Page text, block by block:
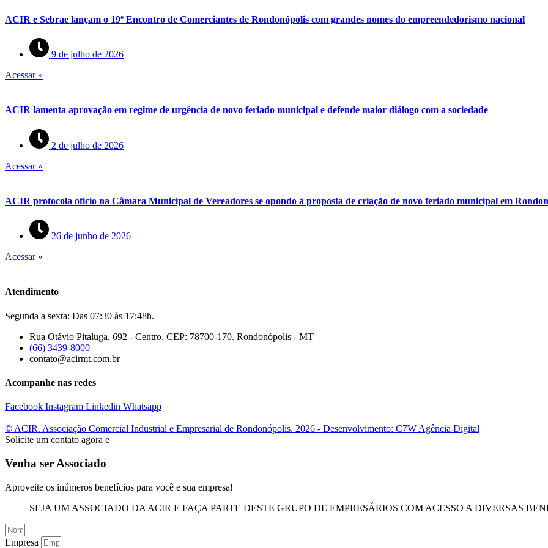
ACIR e Sebrae lançam o 19º Encontro de Comerciantes de Rondonópolis com grandes nomes do empreendedorismo nacional
9 de julho de 2026
Acessar »
ACIR lamenta aprovação em regime de urgência de novo feriado municipal e defende maior diálogo com a sociedade
2 de julho de 2026
Acessar »
ACIR protocola oficio na Câmara Municipal de Vereadores se opondo à proposta de criação de novo feriado municipal em
26 de junho de 2026
Acessar »
Atendimento
Segunda a sexta: Das 07:30 às 17:48h.
Rua Otávio Pitaluga, 692 - Centro. CEP: 78700-170. Rondonópolis - MT
(66) 3439-8000
contato@acirmt.com.br
Acompanhe nas redes
Facebook Instagram Linkedin Whatsapp
© ACIR. Associação Comercial Industrial e Empresarial de Rondonópolis. 2026 - Desenvolvimento: C7W Agência Digital
Solicite um contato agora e
Venha ser Associado
Aproveite os inúmeros benefícios para você e sua empresa!
SEJA UM ASSOCIADO DA ACIR E FAÇA PARTE DESTE GRUPO DE EMPRESÁRIOS COM ACESSO A DIVERSAS
Empresa